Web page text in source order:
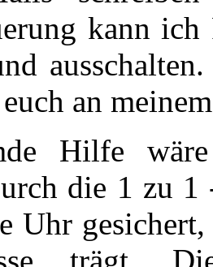
kann
an
Hilfe
die 1 zu 1
Uhr
trägt.